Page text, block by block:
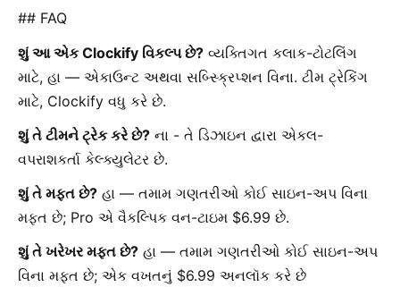
## FAQ
શું આ એક Clockify વિકલ્પ છે? વ્યક્તિગત કલાક-ટોટલિંગ
માટે, હા — એકાઉન્ટ અથવા સબ્સ્ક્રિપ્શન વિના. ટીમ ટ્રેકિંગ
માટે, Clockify વધુ કરે છે.
શું તે ટીમને ટ્રેક કરે છે? ના - તે ડિઝાઇન દ્વારા એકલ-
વપરાશકર્તા કેલ્ક્યુલેટર છે.
શું તે મફત છે? હા — તમામ ગણતરીઓ કોઈ સાઇન-અપ વિના
મફત છે; Pro એ વૈકલ્પિક વન-ટાઇમ $6.99 છે.
શું તે ખરેખર મફત છે? હા — તમામ ગણતરીઓ કોઈ સાઇન-અપ
વિના મફત છે; એક વખતનું $6.99 અનલૉક કરે છે